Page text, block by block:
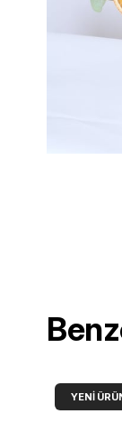
YENI